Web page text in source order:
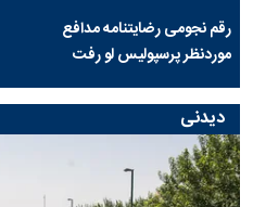
رقم نجومی رضایتنامه مدافع
موردنظر پرسپولیس لو رفت
دیدنی